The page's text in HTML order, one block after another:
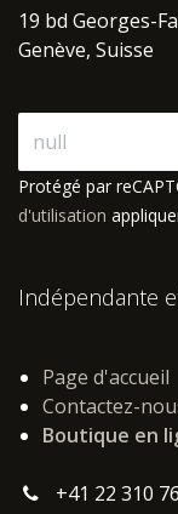
19 bd Georges-
Genève, Suisse
Protégé par
d'utilisation
Indépendante
Page d'accueil
Contactez-
Boutique en
+41 22 310